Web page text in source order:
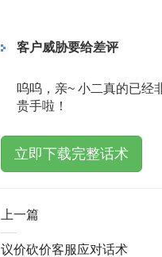
客户威胁要给差评
呜呜，亲~ 小二真的已经
贵手啦！
立即下载完整话术
上一篇
议价砍价客服应对话术